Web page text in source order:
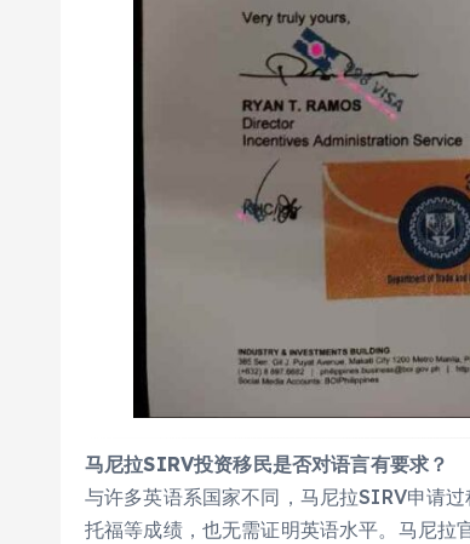
马尼拉SIRV投资移民是否对语言有要求？
与许多英语系国家不同，马尼拉SIRV申请
托福等成绩，也无需证明英语水平。马尼拉